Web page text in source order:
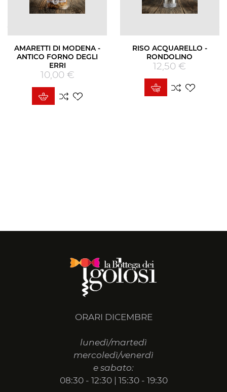
AMARETTI DI MODENA -
ANTICO FORNO DEGLI
ERRI
Prezzo
10,00 €
RISO ACQUARELLO -
RONDOLINO
Prezzo
12,50 €
ORARI DICEMBRE
lunedì/martedì
mercoledì/venerdì
e sabato:
08:30 - 12:30 | 15:30 - 19:30